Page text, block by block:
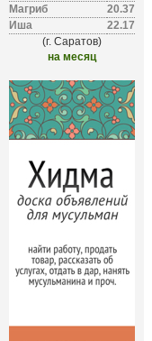
Магриб
20.37
Иша
22.17
(г. Саратов)
на месяц